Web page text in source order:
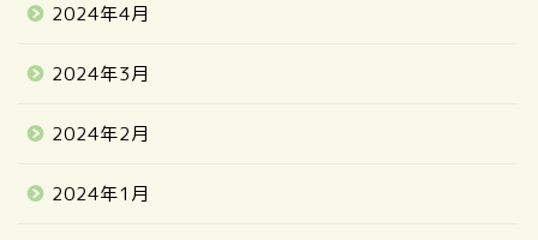
2024年4月
2024年3月
2024年2月
2024年1月